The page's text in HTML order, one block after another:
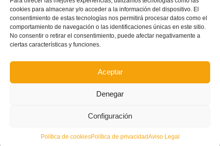
cookies para almacenar y/o acceder a la información del dispositivo. El
consentimiento de estas tecnologías nos permitirá procesar datos como el
comportamiento de navegación o las identificaciones únicas en este sitio.
No consentir o retirar el consentimiento, puede afectar negativamente a
ciertas características y funciones.
Aceptar
Denegar
Configuración
Política de cookiesPolítica de privacidadAviso Legal
RFEF para la temporada 2026/27 se sorteará el
martes 4 de agosto
Nuevo curso de Entrenador de fútbol Licencia UEFA
Circular nº. 5 – Normas generales de las competiciones
Castellón y Alicante (comienzo el 20 de septiembre)